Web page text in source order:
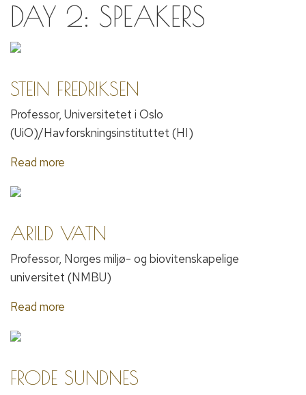
DAY 2: SPEAKERS
STEIN FREDRIKSEN
Professor, Universitetet i Oslo
(UiO)/Havforskningsinstituttet (HI)
Read more
ARILD VATN
Professor, Norges miljø- og biovitenskapelige
universitet (NMBU)
Read more
FRODE SUNDNES